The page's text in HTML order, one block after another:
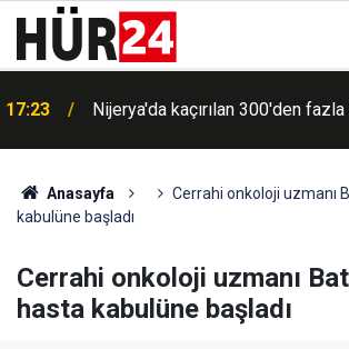
17:23 Nijerya'da kaçırılan 300'den fazla
Anasayfa
Cerrahi onkoloji uzmanı
kabulüne başladı
Cerrahi onkoloji uzmanı
hasta kabulüne başladı